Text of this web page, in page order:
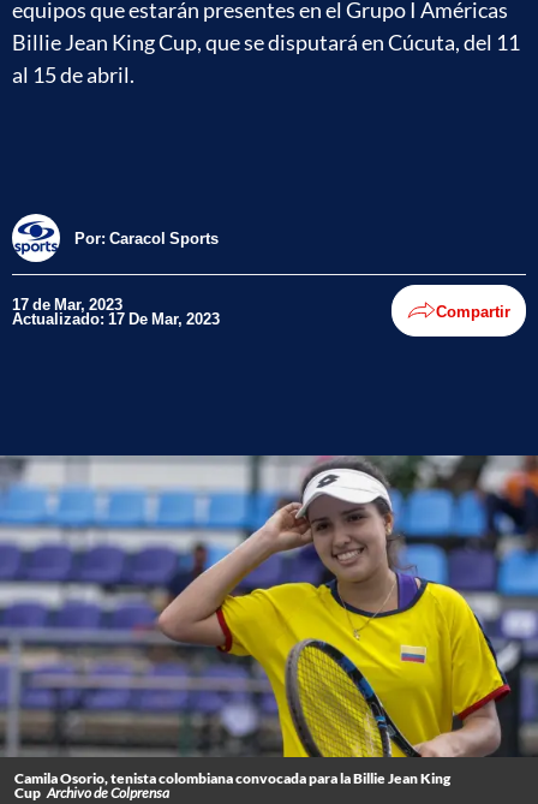
equipos que estarán presentes en el Grupo I Américas
Billie Jean King Cup, que se disputará en Cúcuta, del 11
al 15 de abril.
Por: Caracol Sports
17 de Mar, 2023
Actualizado: 17 De Mar, 2023 Compartir
Camila Osorio, tenista colombiana convocada para la Billie Jean King
Cup Archivo de Colprensa